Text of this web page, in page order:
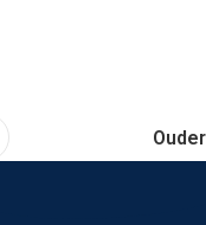
Ouder